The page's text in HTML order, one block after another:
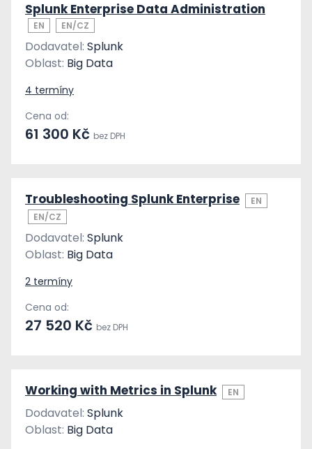
Splunk Enterprise Data Administration
EN EN/CZ
Dodavatel: Splunk
Oblast: Big Data
4 termíny
Cena od:
61 300 Kč bez DPH
Troubleshooting Splunk Enterprise
EN
EN/CZ
Dodavatel: Splunk
Oblast: Big Data
2 termíny
Cena od:
27 520 Kč bez DPH
Working with Metrics in Splunk EN
Dodavatel: Splunk
Oblast: Big Data